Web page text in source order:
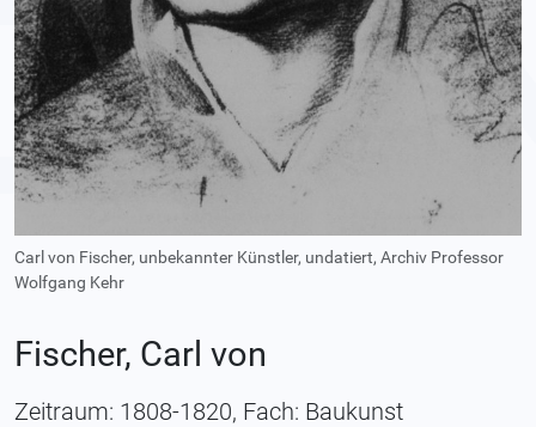
Carl von Fischer, unbekannter Künstler, undatiert, Archiv Professor
Wolfgang Kehr
Fischer, Carl von
Zeitraum: 1808-1820, Fach: Baukunst